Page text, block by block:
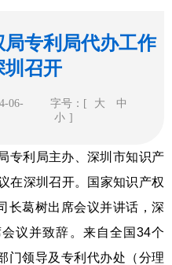
局专利局代办工作
圳召开
06-
字号：[ 大
中
小 ]
利局主办、深圳市知识产
在深圳召开。国家知识产权
长葛树出席会议并讲话，深
议并致辞。来自全国34个
门领导及专利代办处（分理